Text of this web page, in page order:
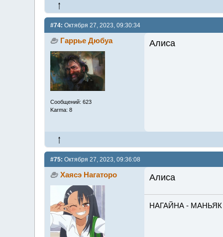
#74: Октября 27, 2023, 09:30:34
Гаррье Дюбуа
Сообщений: 623
Karma: 8
Алиса
#75: Октября 27, 2023, 09:36:08
Хаясэ Нагаторо Алиса
НАГАЙНА - МАНЬЯК